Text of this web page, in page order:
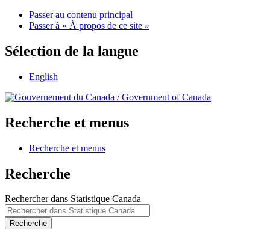
Passer au contenu principal
Passer à « À propos de ce site »
Sélection de la langue
English
/Government of Canada
Recherche et menus
Recherche et menus
Recherche
Rechercher dans Statistique Canada
Recherche